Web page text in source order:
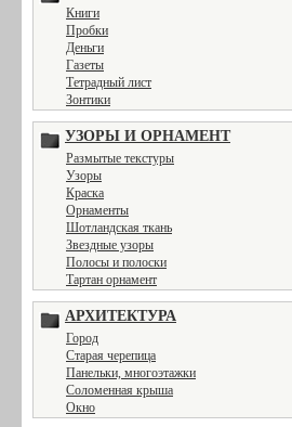
Книги
Пробки
Деньги
Газеты
Тетрадный лист
Зонтики
УЗОРЫ И ОРНАМЕНТ
Размытые текстуры
Узоры
Краска
Орнаменты
Шотландская ткань
Звездные узоры
Полосы и полоски
Тартан орнамент
АРХИТЕКТУРА
Город
Старая черепица
Панельки, многоэтажки
Соломенная крыша
Окно